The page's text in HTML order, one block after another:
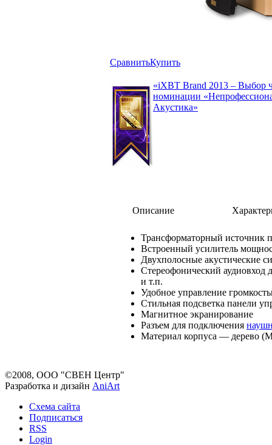
СравнитьКупить
«iXBT Brand 2013 – Выбор
номинации
Акустика»
Описание
Трансформаторный источник
Встроенный усилитель
Двухполосные акустические
Стереофонический аудиовход
и т.п.
Удобное управление
Стильная подсветка панели
Магнитное экранирование
Разъем для подключения
Материал корпуса — дерево
©2008, ООО "СВЕН Центр"
Разработка и дизайн AniArt
Схема сайта
Подписаться
RSS
Login